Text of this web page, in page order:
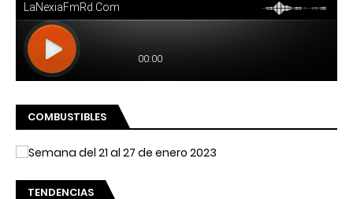
COMBUSTIBLES
TENDENCIAS